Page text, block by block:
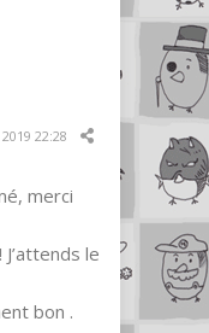
22:28
merci
le
bon .